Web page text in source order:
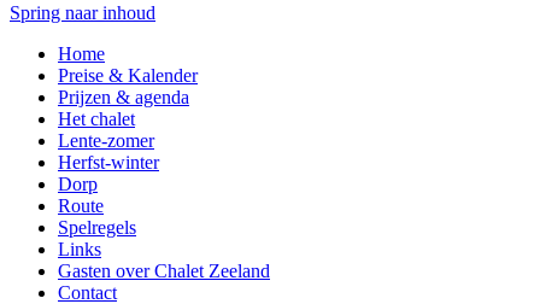
Spring naar inhoud
Home
Preise & Kalender
Prijzen & agenda
Het chalet
Lente-zomer
Herfst-winter
Dorp
Route
Spelregels
Links
Gasten over Chalet Zeeland
Contact